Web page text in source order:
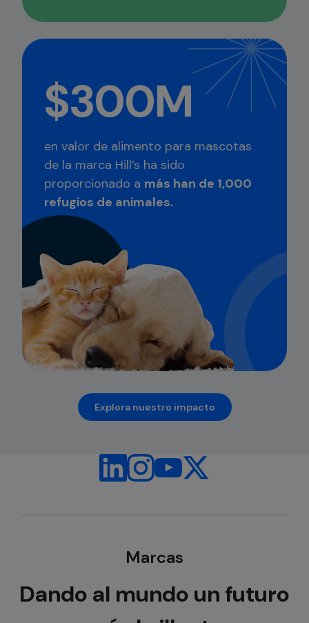
$300M
en valor de alimento para mascotas
de la marca Hill’s ha sido
proporcionado a más han de 1,000
refugios de animales.
Explora nuestro impactose abre en una pestaña nueva
Marcas
Dando al mundo un futuro